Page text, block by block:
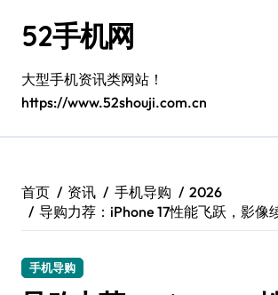
52手机网
大型手机资讯类网站！
https://www.52shouji.com.cn
首页 资讯 手机导购
2026
导购力荐：iPhone 17性能飞跃，影像
手机导购